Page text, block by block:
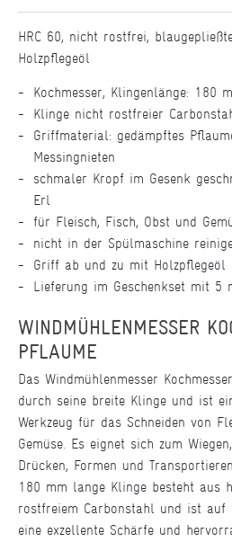
HRC 60, nicht rostfrei,
Holzpflegeöl
Kochmesser, Klingenlänge: 180
Klinge nicht rostfreier
Griffmaterial: gedämpftes
Messingnieten
schmaler Kropf im Gesenk
Erl
für Fleisch, Fisch, Obst und
nicht in der Spülmaschine
Griff ab und zu mit Holzpflegeöl
Lieferung im Geschenkset mit 5
WINDMÜHLENMESSER
PFLAUME
Das Windmühlenmesser
durch seine breite Klinge und ist
Werkzeug für das Schneiden von
Gemüse. Es eignet sich zum
Drücken, Formen und
180 mm lange Klinge besteht aus
rostfreiem Carbonstahl und ist auf
eine exzellente Schärfe und